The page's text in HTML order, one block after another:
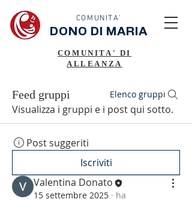
COMUNITA'
DONO DI MARIA
COMUNITA' DI
ALLEANZA
Feed gruppi Elenco gruppi
Visualizza i gruppi e i post qui sotto.
Post suggeriti
Iscriviti
Valentina Donato
15 settembre 2025 · ha